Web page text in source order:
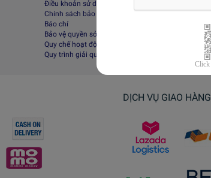
Điều khoản sử dụng
Chính sách bảo mật
Báo chí
Bảo vệ quyền sở hữu trí tuệ
Quy chế hoạt động sàn Lazada
Quy trình giải quyết tranh chấp, khiếu nại
DỊCH VỤ GIAO HÀNG